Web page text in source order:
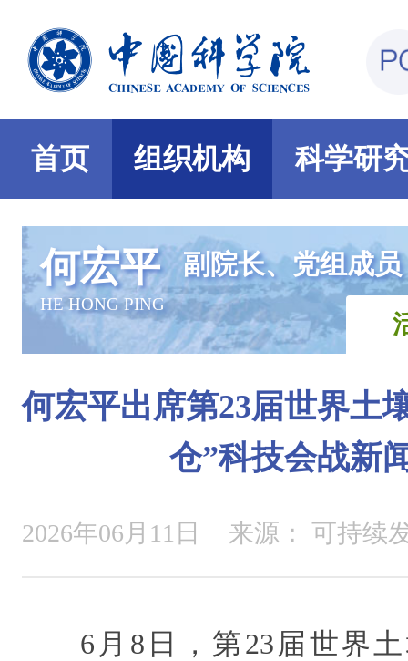
首页 组织机构 科学研
何宏平
HE HONG PING
副院长、党组成员
何宏平出席第23届世界土
仓”科技会战新
2026年06月11日 来源： 可持续
6月8日，第23届世界